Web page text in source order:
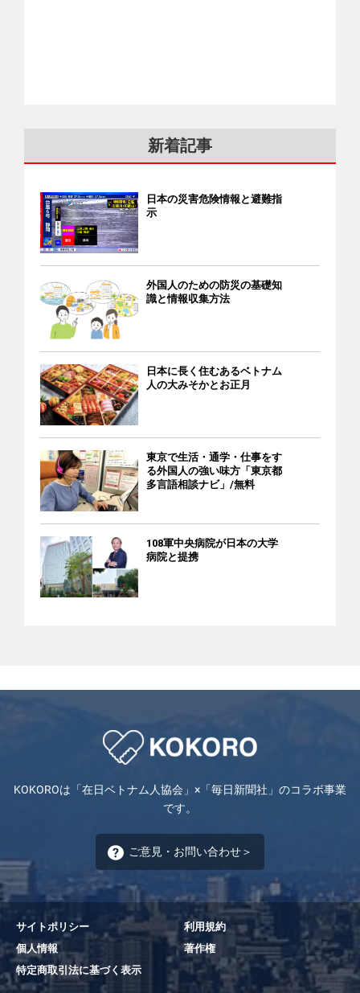
新着記事
日本の災害危険情報と避難指
示
外国人のための防災の基礎知
識と情報収集方法
日本に長く住むあるベトナム
人の大みそかとお正月
東京で生活・通学・仕事をす
る外国人の強い味方「東京都
多言語相談ナビ」/無料
108軍中央病院が日本の大学
病院と提携
KOKOROは「在日ベトナム人協会」×「毎日新聞社」のコラボ事業
です。
ご意見・お問い合わせ＞
サイトポリシー
利用規約
個人情報
著作権
特定商取引法に基づく表示